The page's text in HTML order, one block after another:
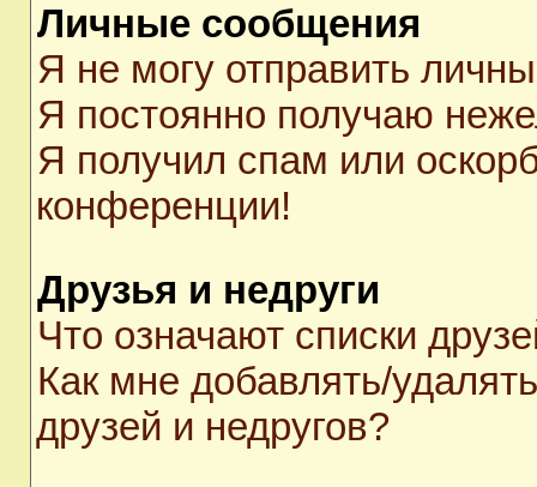
Личные сообщения
Я не могу отправить
Я постоянно получаю
Я получил спам или
конференции!
Друзья и недруги
Что означают списки
Как мне добавлять/
друзей и недругов?